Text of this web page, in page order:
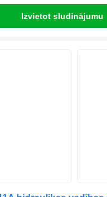
Izvietot sludinājumu